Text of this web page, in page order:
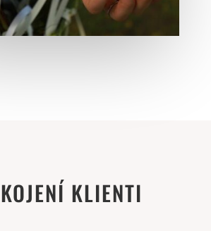
KLIENTI